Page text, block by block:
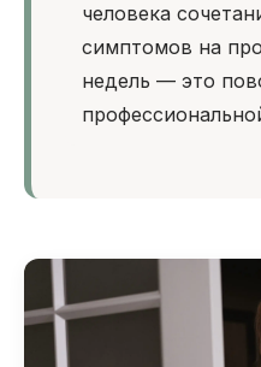
человека
симптомов на
недель — это